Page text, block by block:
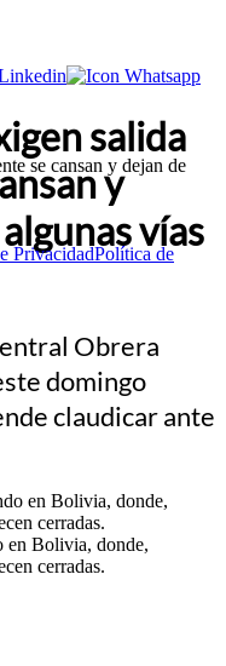
se cansan y dejan de
PrivacidadPolítica de
salida
y
vías
Obrera
domingo
claudicar ante
en Bolivia, donde,
cerradas.